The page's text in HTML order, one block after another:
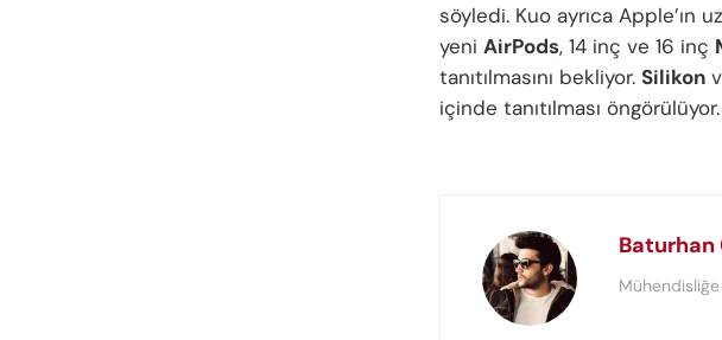
söyledi. Kuo ayrıca Apple’ın
yeni AirPods, 14 inç ve 16 inç
tanıtılmasını bekliyor. Silikon
içinde tanıtılması öngörülüyor.
Baturhan